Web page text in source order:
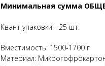
Минимальная сумма
Квант упаковки - 25 шт.
Вместимость: 1500-1700 г
Материал: